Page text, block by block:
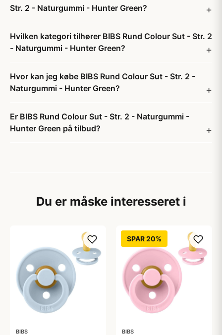
Str. 2 - Naturgummi - Hunter Green?
Hvilken kategori tilhører BIBS Rund Colour Sut - Str. 2
- Naturgummi - Hunter Green?
Hvor kan jeg købe BIBS Rund Colour Sut - Str. 2 -
Naturgummi - Hunter Green?
Er BIBS Rund Colour Sut - Str. 2 - Naturgummi -
Hunter Green på tilbud?
Du er måske interesseret i
BIBS
SPAR 20%
BIBS